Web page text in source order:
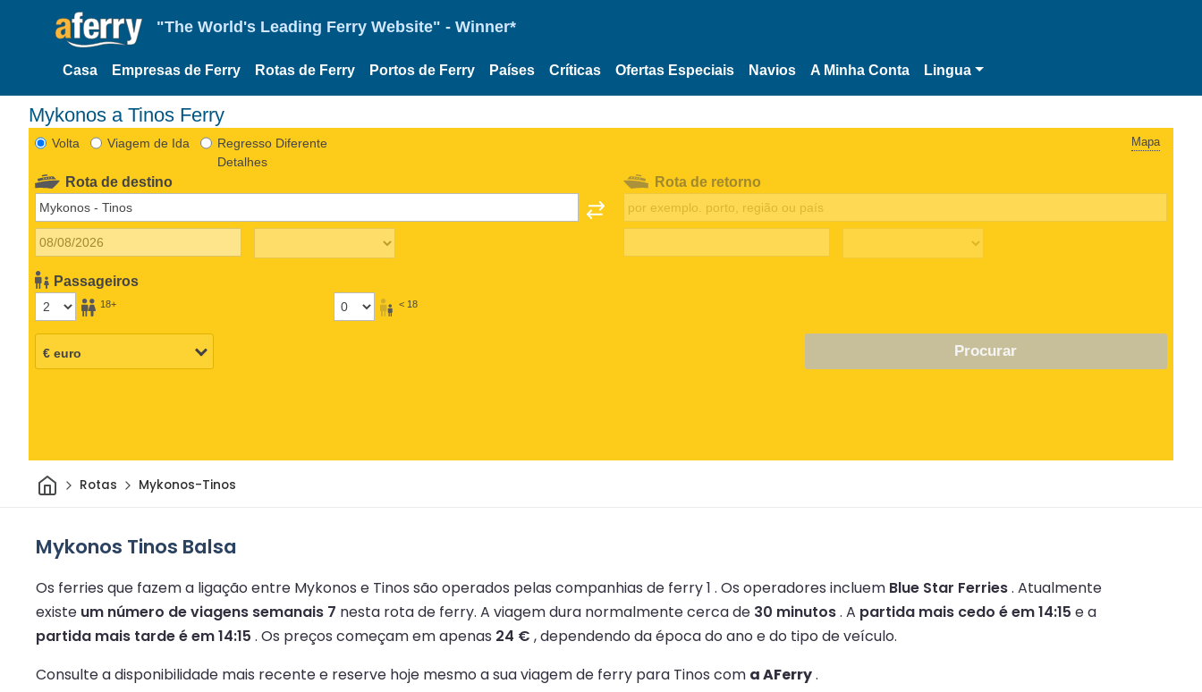
"The World's Leading Ferry Website" - Winner*
Casa Empresas de Ferry Rotas de Ferry Portos de Ferry Países Críticas Ofertas Especiais Navios A Minha Conta Lingua
Mykonos a Tinos Ferry
Volta Viagem de Ida
Regresso Diferente
Detalhes
Mapa
Rota de destino
Passageiros
18+ < 18
Rota de retorno
Procurar
CasaRotas Mykonos-Tinos
Mykonos Tinos Balsa
Os ferries que fazem a ligação entre Mykonos e Tinos são operados pelas companhias de ferry 1 . Os operadores incluem Blue Star Ferries. Atualmente
existe um número de viagens semanais 7 nesta rota de ferry. A viagem dura normalmente cerca de 30 minutos. A partida mais cedo é em 14:15 e a
partida mais tarde é em 14:15 . Os preços começam em apenas 24 € , dependendo da época do ano e do tipo de veículo.
Consulte a disponibilidade mais recente e reserve hoje mesmo a sua viagem de ferry para Tinos com a AFerry.